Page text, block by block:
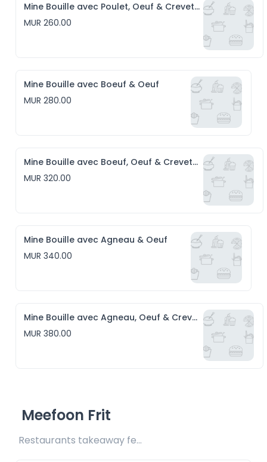
Mine Bouille avec Poulet, Oeuf & Crevettes
MUR 260.00
Mine Bouille avec Boeuf & Oeuf
MUR 280.00
Mine Bouille avec Boeuf, Oeuf & Crevettes
MUR 320.00
Mine Bouille avec Agneau & Oeuf
MUR 340.00
Mine Bouille avec Agneau, Oeuf & Crevettes
MUR 380.00
Meefoon Frit
Restaurants takeaway fee Rs20 included